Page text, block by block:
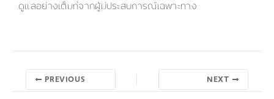
ดูแลอย่างเต็มที่จากผู้มีประสบการณ์เฉพาะทาง
PREVIOUS NEXT